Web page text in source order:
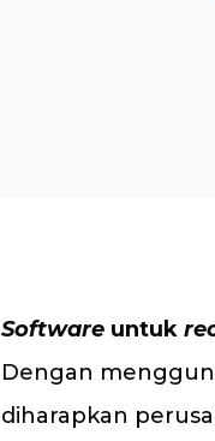
Software untuk
Dengan
diharapkan